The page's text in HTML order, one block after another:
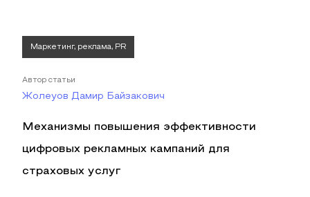
Маркетинг, реклама, PR
Автор статьи
Жолеуов Дамир Байзакович
Механизмы повышения эффективности
цифровых рекламных кампаний для
страховых услуг